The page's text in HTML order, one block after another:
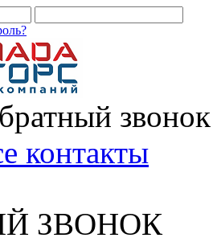
звонок
контакты
ЗВОНОК